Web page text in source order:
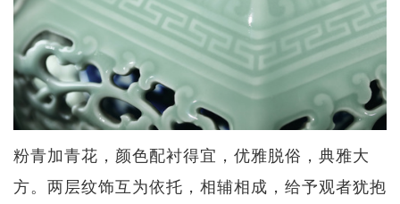
粉青加青花，颜色配衬得宜，优雅脱俗，典雅大
方。两层纹饰互为依托，相辅相成，给予观者犹抱